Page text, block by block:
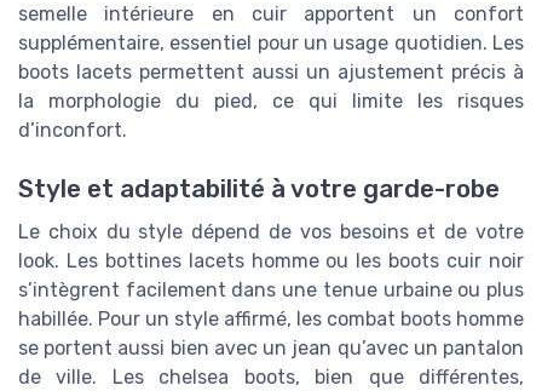
semelle intérieure en cuir apportent un confort
supplémentaire, essentiel pour un usage quotidien. Les
boots lacets permettent aussi un ajustement précis à
la morphologie du pied, ce qui limite les risques
d’inconfort.
Style et adaptabilité à votre garde-robe
Le choix du style dépend de vos besoins et de votre
look. Les bottines lacets homme ou les boots cuir noir
s’intègrent facilement dans une tenue urbaine ou plus
habillée. Pour un style affirmé, les combat boots homme
se portent aussi bien avec un jean qu’avec un pantalon
de ville. Les chelsea boots, bien que différentes,